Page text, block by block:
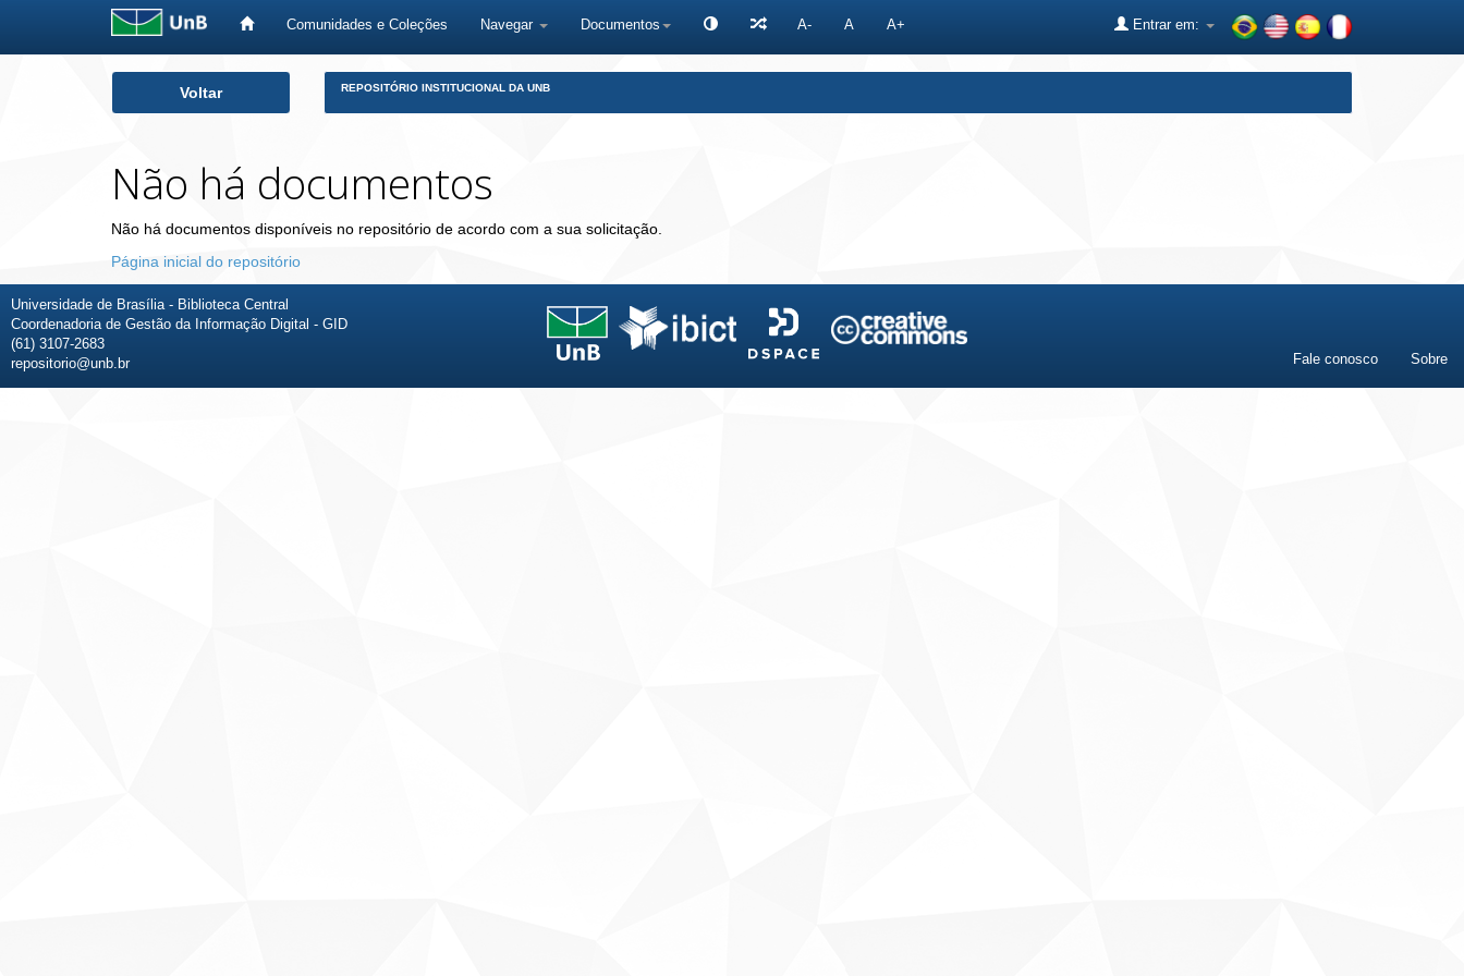
Comunidades e Coleções Navegar Documentos A- A A+ Entrar em:
Voltar REPOSITÓRIO INSTITUCIONAL DA UNB
Não há documentos
Não há documentos disponíveis no repositório de acordo com a sua solicitação.
Página inicial do repositório
Universidade de Brasília - Biblioteca Central
Coordenadoria de Gestão da Informação Digital - GID
(61) 3107-2683
repositorio@unb.br
Fale conosco Sobre